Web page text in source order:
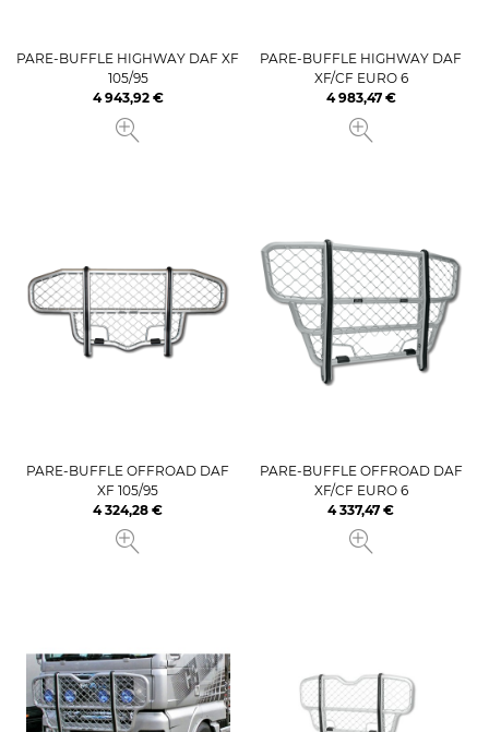
PARE-BUFFLE HIGHWAY DAF XF
105/95
Prix
4 943,92 €
PARE-BUFFLE HIGHWAY DAF
XF/CF EURO 6
Prix
4 983,47 €
PARE-BUFFLE OFFROAD DAF
XF 105/95
Prix
4 324,28 €
PARE-BUFFLE OFFROAD DAF
XF/CF EURO 6
Prix
4 337,47 €